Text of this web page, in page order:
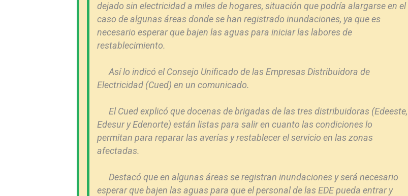
dejado sin electricidad a miles de hogares, situación que podría alargarse en el
caso de algunas áreas donde se han registrado inundaciones, ya que es
necesario esperar que bajen las aguas para iniciar las labores de
restablecimiento.
Así lo indicó el Consejo Unificado de las Empresas Distribuidora de
Electricidad (Cued) en un comunicado.
El Cued explicó que docenas de brigadas de las tres distribuidoras (Edeeste,
Edesur y Edenorte) están listas para salir en cuanto las condiciones lo
permitan para reparar las averías y restablecer el servicio en las zonas
afectadas.
Destacó que en algunas áreas se registran inundaciones y será necesario
esperar que bajen las aguas para que el personal de las EDE pueda entrar y